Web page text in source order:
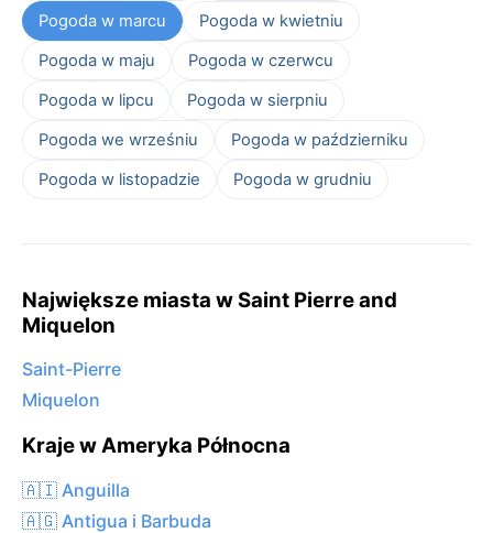
Pogoda w marcu
Pogoda w kwietniu
Pogoda w maju
Pogoda w czerwcu
Pogoda w lipcu
Pogoda w sierpniu
Pogoda we wrześniu
Pogoda w październiku
Pogoda w listopadzie
Pogoda w grudniu
Największe miasta w Saint Pierre and
Miquelon
Saint-Pierre
Miquelon
Kraje w Ameryka Północna
🇦🇮 Anguilla
🇦🇬 Antigua i Barbuda